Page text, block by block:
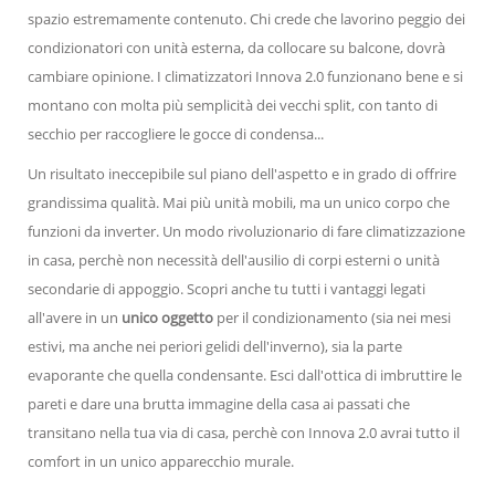
spazio estremamente contenuto. Chi crede che lavorino peggio dei
condizionatori con unità esterna, da collocare su balcone, dovrà
cambiare opinione. I climatizzatori Innova 2.0 funzionano bene e si
montano con molta più semplicità dei vecchi split, con tanto di
secchio per raccogliere le gocce di condensa...
Un risultato ineccepibile sul piano dell'aspetto e in grado di offrire
grandissima qualità. Mai più unità mobili, ma un unico corpo che
funzioni da inverter. Un modo rivoluzionario di fare climatizzazione
in casa, perchè non necessità dell'ausilio di corpi esterni o unità
secondarie di appoggio. Scopri anche tu tutti i vantaggi legati
all'avere in un unico oggetto per il condizionamento (sia nei mesi
estivi, ma anche nei periori gelidi dell'inverno), sia la parte
evaporante che quella condensante. Esci dall'ottica di imbruttire le
pareti e dare una brutta immagine della casa ai passati che
transitano nella tua via di casa, perchè con Innova 2.0 avrai tutto il
comfort in un unico apparecchio murale.